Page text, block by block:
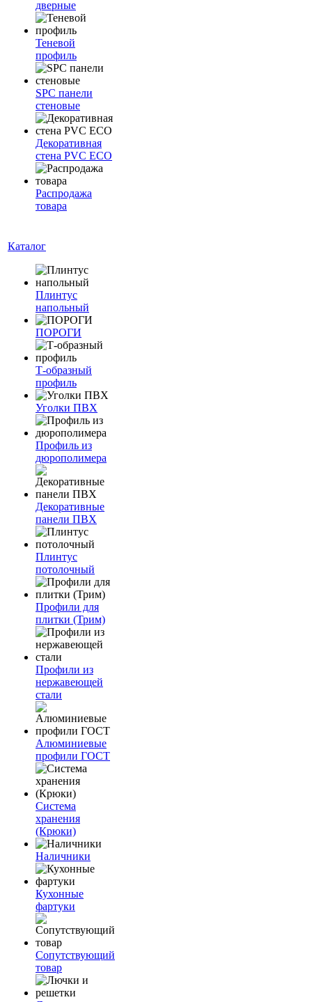
дверные
Теневой
профиль
SPC панели
стеновые
Декоративная
стена PVC ECO
Распродажа
товара
Каталог
Плинтус
напольный
ПОРОГИ
Т-образный
профиль
Уголки ПВХ
Профиль из
дюрополимера
Декоративные
панели ПВХ
Плинтус
потолочный
Профили для
плитки (Трим)
Профили из
нержавеющей
стали
Алюминиевые
профили ГОСТ
Система
хранения
(Крюки)
Наличники
Кухонные
фартуки
Сопутствующий
товар